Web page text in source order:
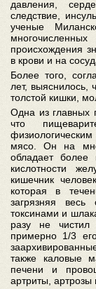
давления,
следствие,
ученые
происхождения
в крови и на
Более того,
лет, выяснилось,
толстой кишки,
Одна из главных
что
мясо. Он на
обладает
кислотности
кишечник
которая в
загрязняя
токсинами и
разу не чистил
примерно 1/3
также каловые
печени и
артриты, артрозы